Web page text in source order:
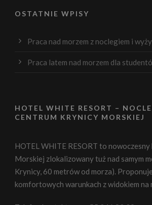
OSTATNIE WPISY
Praca nad morzem z noclegiem i
Praca latem nad morzem dla
HOTEL WHITE RESORT –
CENTRUM KRYNICY MORSKIEJ
HOTEL WHITE RESORT to
Morskiej zlokalizowany tuż nad samym
Krynicy, 60 metrów od morza).
komfortowych warunkach z widokiem na